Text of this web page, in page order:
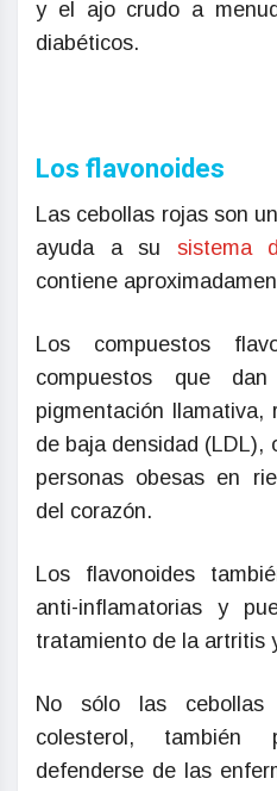
y el ajo crudo a
diabéticos.
Los flavonoides
Las cebollas rojas son
ayuda a su sistema
contiene
Los compuestos
compuestos que
pigmentación llamativa,
de baja densidad (LDL),
personas obesas en
del corazón.
Los flavonoides
anti-inflamatorias y
tratamiento de la artritis
No sólo las cebollas
colesterol, también
defenderse de las